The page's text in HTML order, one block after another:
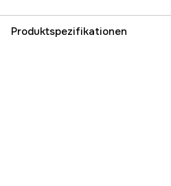
Produktspezifikationen